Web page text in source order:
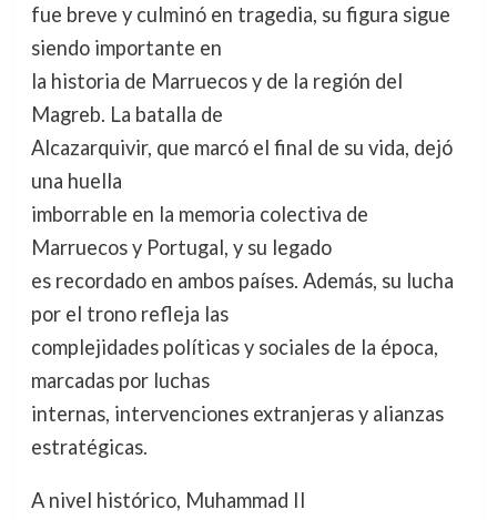
fue breve y culminó en tragedia, su figura sigue
siendo importante en
la historia de Marruecos y de la región del
Magreb. La batalla de
Alcazarquivir, que marcó el final de su vida, dejó
una huella
imborrable en la memoria colectiva de
Marruecos y Portugal, y su legado
es recordado en ambos países. Además, su lucha
por el trono refleja las
complejidades políticas y sociales de la época,
marcadas por luchas
internas, intervenciones extranjeras y alianzas
estratégicas.
A nivel histórico, Muhammad II